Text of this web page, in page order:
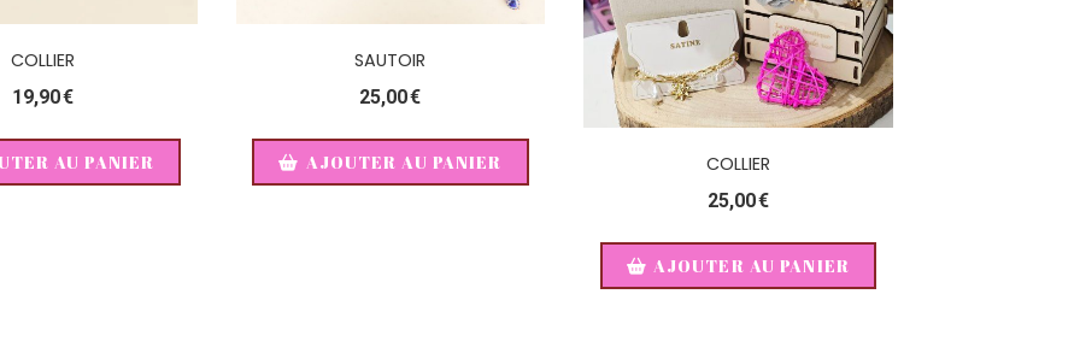
COLLIER
19,90€
AU PANIER
SAUTOIR
25,00€
AJOUTER AU PANIER COLLIER
25,00€
AJOUTER AU PANIER